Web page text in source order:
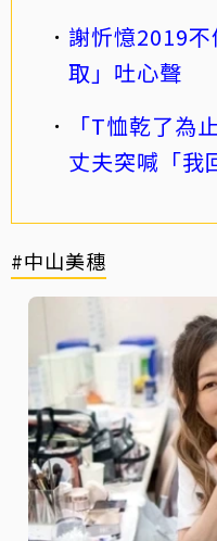
謝忻憶2019
取」吐心聲
「T恤乾了為
丈夫突喊「我
#中山美穗